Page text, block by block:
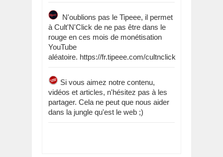
N'oublions pas le Tipeee, il permet
à Cult'N'Click de ne pas être dans le
rouge en ces mois de monétisation
YouTube
aléatoire. https://fr.tipeee.com/cultnclick
Si vous aimez notre contenu,
vidéos et articles, n'hésitez pas à les
partager. Cela ne peut que nous aider
dans la jungle qu'est le web ;)